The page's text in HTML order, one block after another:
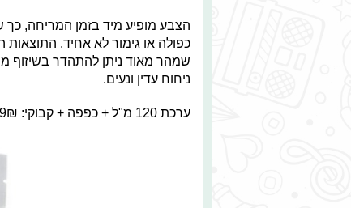
הצבע מופיע מיד בזמן המריחה, כך
כפולה או גימור לא אחיד.
ניחוח עדין ונעים.
ערכת 120 מ"ל + כפפה + קבוקי: 329₪, ערכת 60